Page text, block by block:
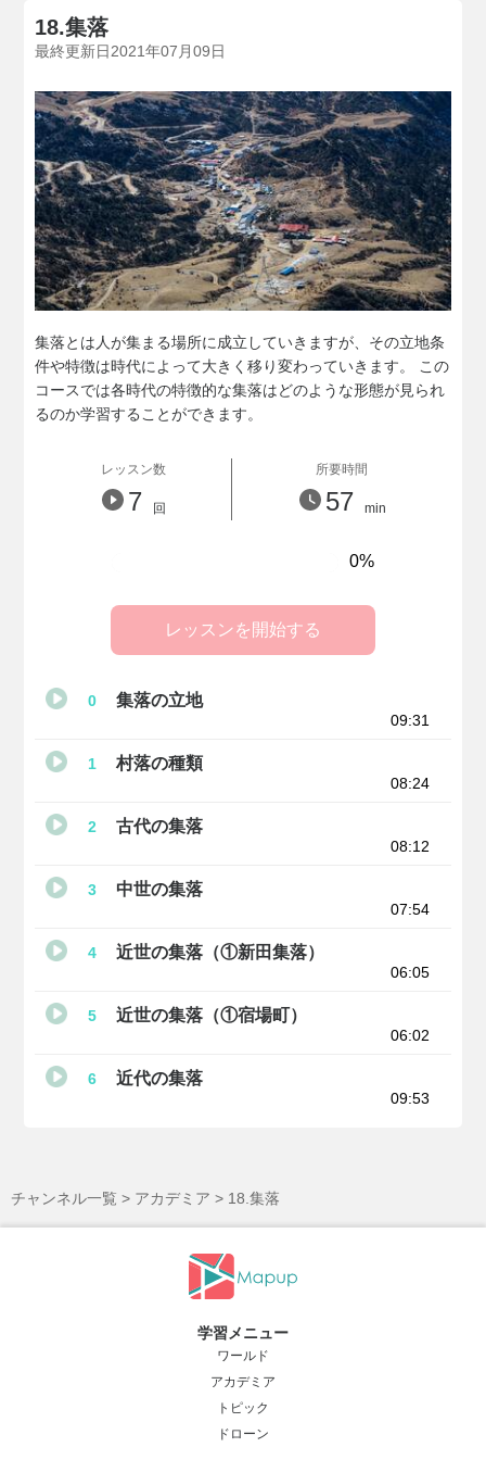
18.集落
最終更新日2021年07月09日
集落とは人が集まる場所に成立していきますが、その立地条
件や特徴は時代によって大きく移り変わっていきます。 この
コースでは各時代の特徴的な集落はどのような形態が見られ
るのか学習することができます。
レッスン数
7 回
所要時間
57 min
0%
レッスンを開始する
0 集落の立地
09:31
1 村落の種類
08:24
2 古代の集落
08:12
3 中世の集落
07:54
4 近世の集落（①新田集落）
06:05
5 近世の集落（①宿場町）
06:02
6 近代の集落
09:53
チャンネル一覧 > アカデミア > 18.集落
学習メニュー
ワールド
アカデミア
トピック
ドローン